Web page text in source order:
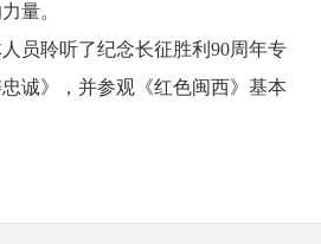
量。
聆听了纪念长征胜利90周年专
诚》，并参观《红色闽西》基本